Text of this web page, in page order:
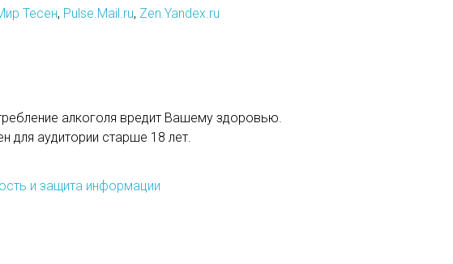
Тесен, Pulse.Mail.ru, Zen.Yandex.ru
алкоголя вредит Вашему здоровью.
для аудитории старше 18 лет.
и защита информации